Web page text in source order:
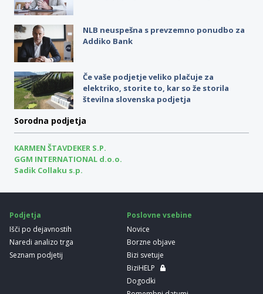
NLB neuspešna s prevzemno ponudbo za
Addiko Bank
Če vaše podjetje veliko plačuje za
elektriko, storite to, kar so že storila
številna slovenska podjetja
Sorodna podjetja
KARMEN ŠTAVDEKER S.P.
GGM INTERNATIONAL d.o.o.
Sadik Collaku s.p.
Podjetja
Išči po dejavnostih
Naredi analizo trga
Seznam podjetij
Poslovne vsebine
Novice
Borzne objave
Bizi svetuje
BiziHELP
Dogodki